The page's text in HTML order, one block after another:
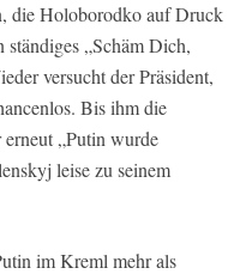
die Holoborodko auf Druck
ständiges „Schäm Dich,
versucht der Präsident,
Bis ihm die
„Putin wurde
leise zu seinem
im Kreml mehr als